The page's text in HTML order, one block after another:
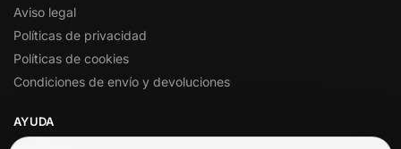
Aviso legal
Políticas de privacidad
Políticas de cookies
Condiciones de envío y devoluciones
AYUDA